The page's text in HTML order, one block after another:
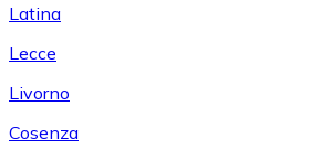
Latina
Lecce
Livorno
Cosenza